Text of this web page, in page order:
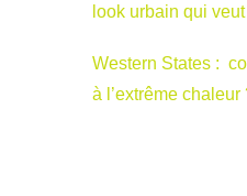
look urbain qui
Western States :
à l’extrême chaleur